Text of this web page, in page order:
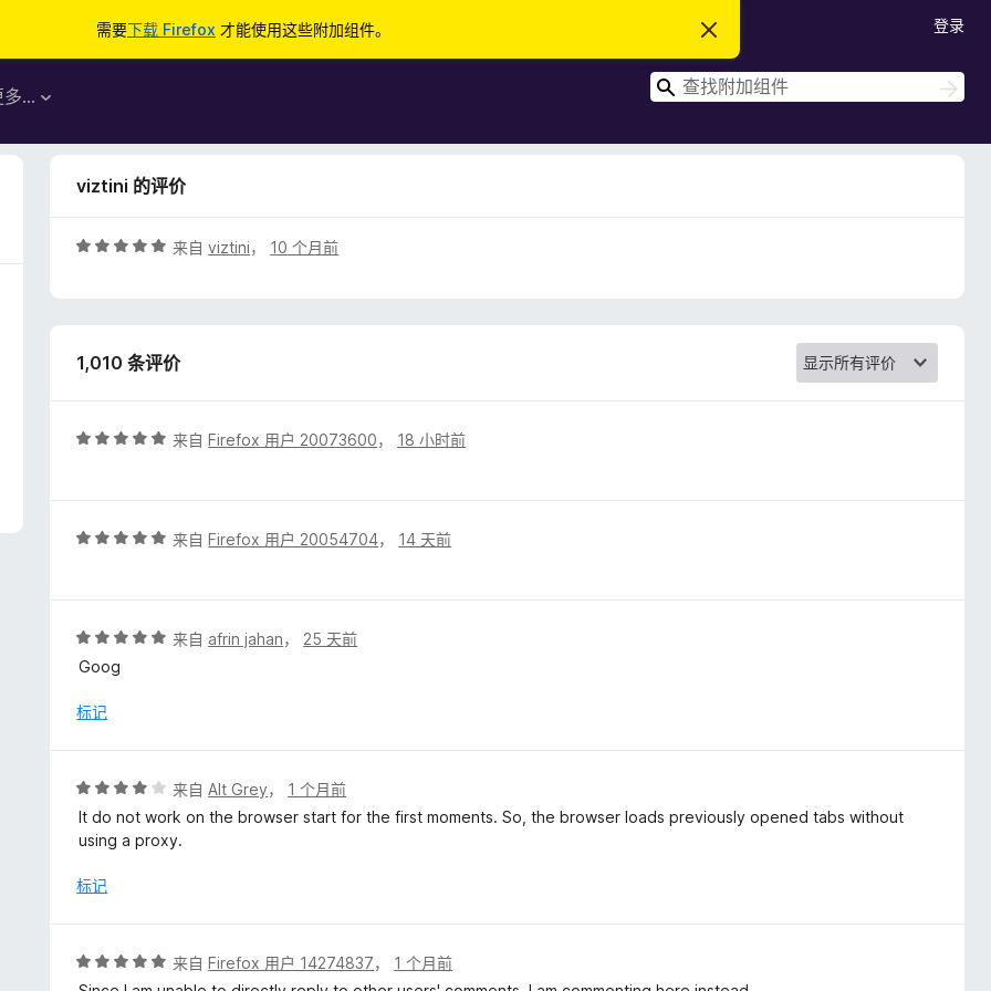
需要下载 Firefox 才能使用这些附加组件。
忽
此
通
知
多…
登录
搜
搜
索
viztini 的评价
评
来自viztini， 10 个月前
1,010 条评价
评
5
来自Firefox 用户 20073600， 18 小时前
评
5
来自Firefox 用户 20054704， 14 天前
评
分
/
来自 afrin jahan， 25 天前
Goog
标记
评
分
4
5
来自Alt Grey， 1 个月前
It do not work on the browser start for the first moments. So, the browser loads previously opened tabs without
using a proxy.
标记
评
分
来自Firefox 用户 14274837， 1 个月前